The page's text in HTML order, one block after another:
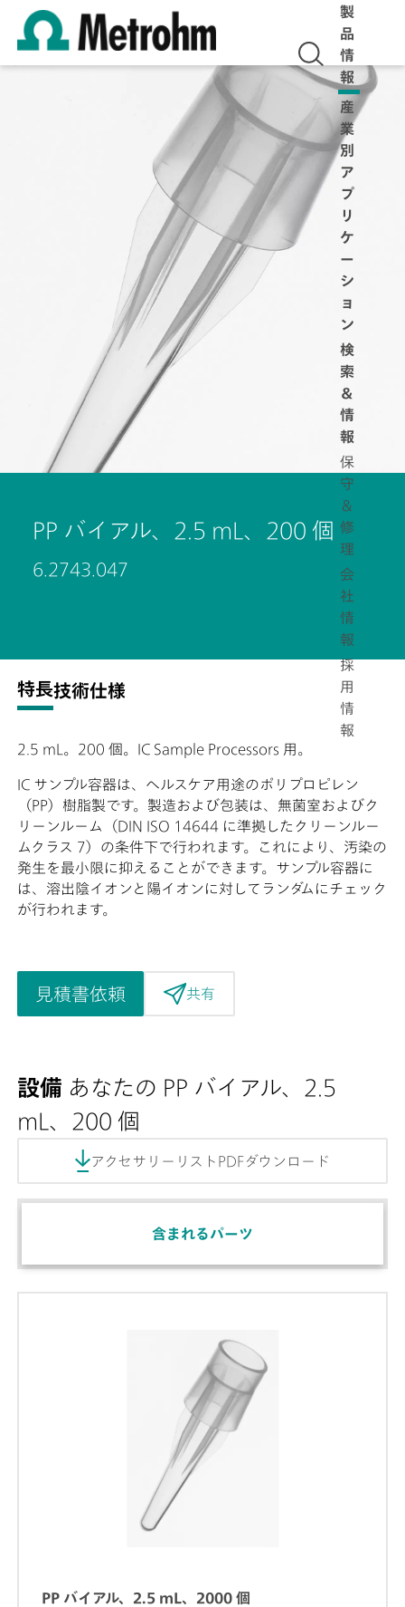
製
品
情
報
産
業
別
ア
プ
リ
ケ
ー
シ
ョ
ン
検
索
＆
情
報
保
守
＆
修
理
会
社
情
報
採
用
情
報
PP バイアル、2.5 mL、200 個
6.2743.047
特長技術仕様
2.5 mL。200 個。IC Sample Processors 用。
IC サンプル容器は、ヘルスケア用途のポリプロピレン
（PP）樹脂製です。製造および包装は、無菌室およびク
リーンルーム（DIN ISO 14644 に準拠したクリーンルー
ムクラス 7）の条件下で行われます。これにより、汚染の
発生を最小限に抑えることができます。サンプル容器に
は、溶出陰イオンと陽イオンに対してランダムにチェック
が行われます。
見積書依頼 共有
設備 あなたの PP バイアル、2.5
mL、200 個
アクセサリーリストPDFダウンロード
含まれるパーツ
PP バイアル、2.5 mL、2000 個